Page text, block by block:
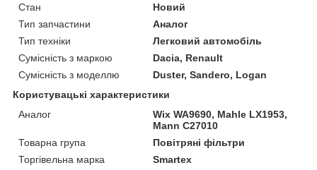
Стан
Новий
Тип запчастини
Аналог
Тип техніки
Легковий автомобіль
Сумісність з маркою
Dacia, Renault
Сумісність з моделлю
Duster, Sandero, Logan
Користувацькi характеристики
Аналог
Wix WA9690, Mahle LX1953,
Mann C27010
Товарна група
Повітряні фільтри
Торгівельна марка
Smartex